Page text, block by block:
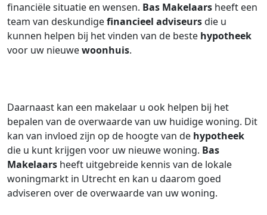
financiële situatie en wensen. Bas Makelaars heeft een
team van deskundigefinancieel adviseursdie u
kunnen helpen bij het vinden van de beste hypotheek
voor uw nieuwewoonhuis.
Daarnaast kan een makelaar u ook helpen bij het
bepalen van de overwaarde van uw huidige woning. Dit
kan van invloed zijn op de hoogte van de hypotheek
die u kunt krijgen voor uw nieuwe woning. Bas
Makelaars heeft uitgebreide kennis van de lokale
woningmarkt in Utrecht en kan u daarom goed
adviseren over de overwaarde van uw woning.